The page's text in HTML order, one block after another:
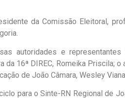
da Comissão Eleitoral,
autoridades e
da 16ª DIREC, Romeika Priscila;
de João Câmara, Wesley
para o Sinte-RN Regional de